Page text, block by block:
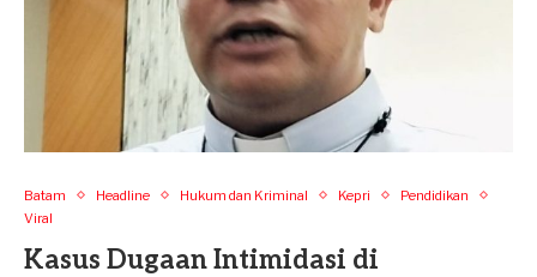
Batam Headline Hukum dan Kriminal Kepri
Pendidikan
Viral
Kasus Dugaan Intimidasi di